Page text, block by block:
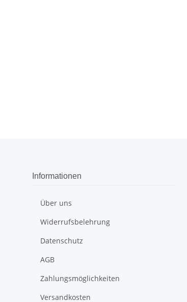
Informationen
Über uns
Widerrufsbelehrung
Datenschutz
AGB
Zahlungsmöglichkeiten
Versandkosten